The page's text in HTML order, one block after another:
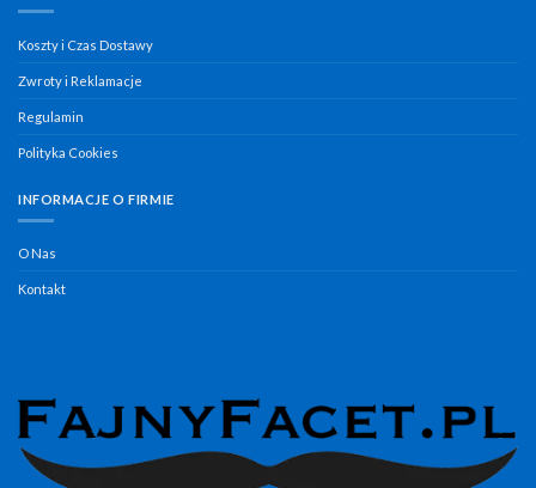
Koszty i Czas Dostawy
Zwroty i Reklamacje
Regulamin
Polityka Cookies
INFORMACJE O FIRMIE
O Nas
Kontakt